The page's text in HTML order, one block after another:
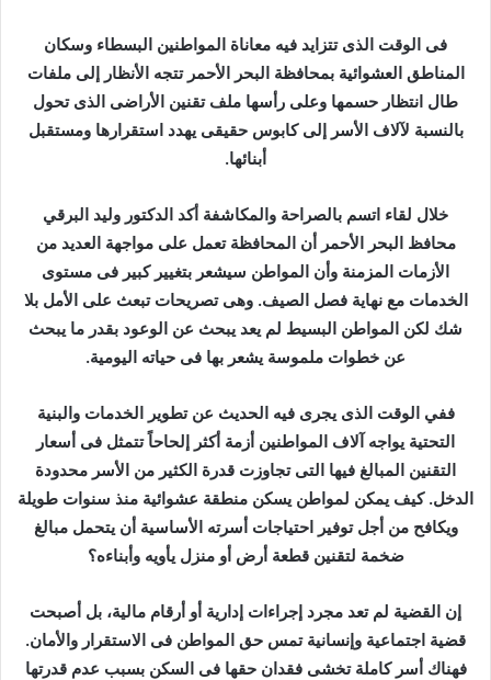
فى الوقت الذى تتزايد فيه معاناة المواطنين البسطاء وسكان
المناطق العشوائية بمحافظة البحر الأحمر تتجه الأنظار إلى ملفات
طال انتظار حسمها وعلى رأسها ملف تقنين الأراضى الذى تحول
بالنسبة لآلاف الأسر إلى كابوس حقيقى يهدد استقرارها ومستقبل
أبنائها.
خلال لقاء اتسم بالصراحة والمكاشفة أكد الدكتور وليد البرقي
محافظ البحر الأحمر أن المحافظة تعمل على مواجهة العديد من
الأزمات المزمنة وأن المواطن سيشعر بتغيير كبير فى مستوى
الخدمات مع نهاية فصل الصيف. وهى تصريحات تبعث على الأمل بلا
شك لكن المواطن البسيط لم يعد يبحث عن الوعود بقدر ما يبحث
عن خطوات ملموسة يشعر بها فى حياته اليومية.
ففي الوقت الذى يجرى فيه الحديث عن تطوير الخدمات والبنية
التحتية يواجه آلاف المواطنين أزمة أكثر إلحاحاً تتمثل فى أسعار
التقنين المبالغ فيها التى تجاوزت قدرة الكثير من الأسر محدودة
الدخل. كيف يمكن لمواطن يسكن منطقة عشوائية منذ سنوات طويلة
ويكافح من أجل توفير احتياجات أسرته الأساسية أن يتحمل مبالغ
ضخمة لتقنين قطعة أرض أو منزل يأويه وأبناءه؟
إن القضية لم تعد مجرد إجراءات إدارية أو أرقام مالية، بل أصبحت
قضية اجتماعية وإنسانية تمس حق المواطن فى الاستقرار والأمان.
فهناك أسر كاملة تخشى فقدان حقها فى السكن بسبب عدم قدرتها